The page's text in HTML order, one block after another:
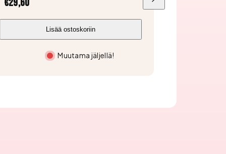
€29,60
Lisää ostoskoriin
Muutama jäljellä!
Liu'uta
oikealle